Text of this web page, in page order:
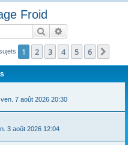
Froid
Rechercher
1 2 3 4 5 6
ven. 7 août 2026 20:30
3 août 2026 12:04